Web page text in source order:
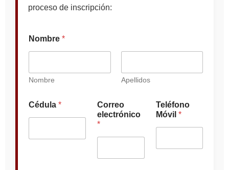
proceso de inscripción:
Nombre *
Nombre Apellidos
Cédula *
Correo
electrónico
*
Teléfono
Móvil *